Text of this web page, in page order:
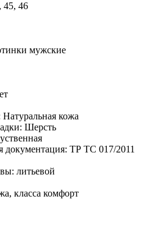
45, 46
мужские
Натуральная кожа
Шерсть
документация: ТР ТС 017/2011
литьевой
класса комфорт